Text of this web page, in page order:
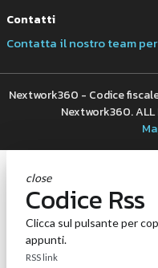
Contatti
Contatta il nostro team
Nextwork360 - Codice
Nextwork360. ALL
close
Codice Rss
Clicca sul pulsante per
appunti.
RSS link